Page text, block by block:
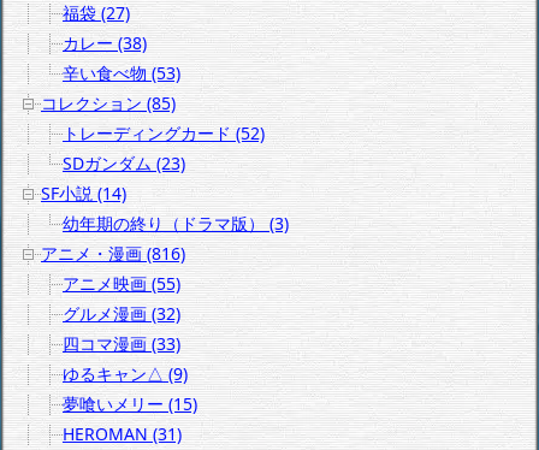
福袋 (27)
カレー (38)
辛い食べ物 (53)
コレクション (85)
トレーディングカード (52)
SDガンダム (23)
SF小説 (14)
幼年期の終り（ドラマ版） (3)
アニメ・漫画 (816)
アニメ映画 (55)
グルメ漫画 (32)
四コマ漫画 (33)
ゆるキャン△ (9)
夢喰いメリー (15)
HEROMAN (31)